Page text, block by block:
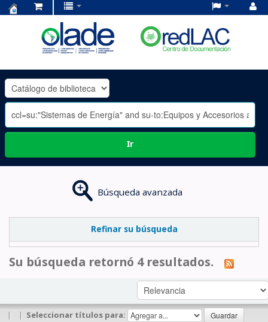
OLADE
-
Ir
Búsqueda avanzada
Refinar su búsqueda
Su búsqueda retornó 4 resultados.
| | Seleccionar títulos para: